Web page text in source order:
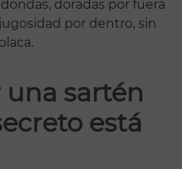
doradas por fuera
por dentro, sin
una sartén
está